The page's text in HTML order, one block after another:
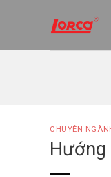
CHUYÊN
Hướng